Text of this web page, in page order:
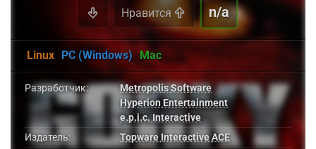
Нравится n/a
Linux PC (Windows) Mac
Разработчик:
Metropolis Software
Hyperion Entertainment
e.p.i.c. Interactive
Издатель:
Topware Interactive ACE